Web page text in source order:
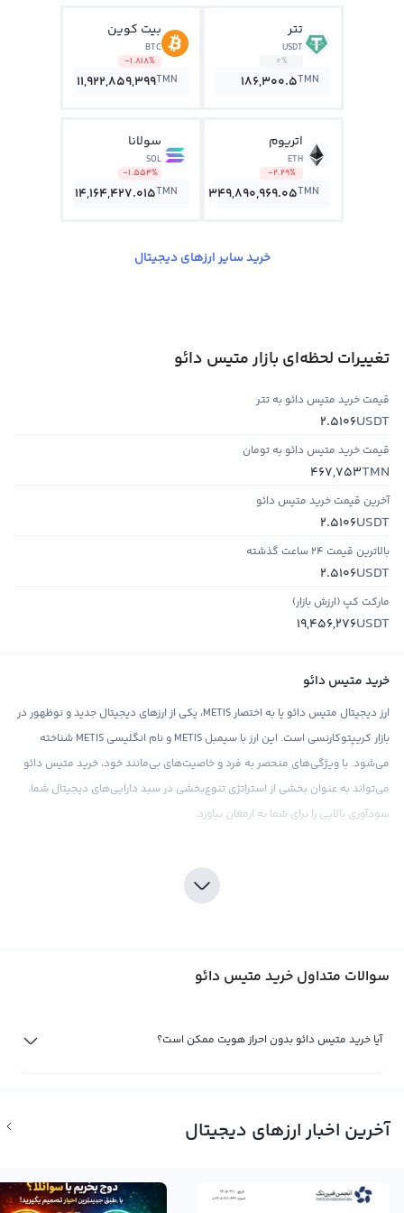
تتر
USDT
0%
186,300.5TMN
بیت کوین
BTC
-1.818%
11,922,859,399TMN
اتریوم
ETH
-2.29%
349,890,969.05TMN
سولانا
SOL
-1.554%
14,164,427.015TMN
خرید سایر ارزهای دیجیتال
تغییرات لحظه‌ای بازار متیس دائو
قیمت خرید متیس دائو به تتر
USDT
2.5106
قیمت خرید متیس دائو به تومان
TMN
467,753
آخرین قیمت خرید متیس دائو
USDT
2.5106
بالاترین قیمت ۲۴ ساعت گذشته
USDT
2.5106
مارکت کپ (ارزش بازار)
USDT
19,456,276
خرید متیس دائو
ارز دیجیتال متیس دائو یا به اختصار METIS، یکی از ارزهای دیجیتال جدید و نوظهور در
بازار کریپتوکارنسی است. این ارز با سیمبل METIS و نام انگلیسی METIS شناخته
می‌شود. با ویژگی‌های منحصر به فرد و خاصیت‌های بی‌مانند خود، خرید متیس دائو
می‌تواند به عنوان بخشی از استراتژی تنوع‌بخشی در سبد دارایی‌های دیجیتال شما،
سودآوری بالایی را برای شما به ارمغان بیاورد.
شبکه‌های اجتماعی و تحلیل اطلاعات پایه‌ریزی شده است. این ویژگی‌های بی‌مانند، ارز
را قابل‌قبول برای محاسبات در بستر شبکه‌های اجتماعی می‌کند و به افراد
کریپتوکارنسی به ارمغان آورده‌است.
رابکس استفاده کنید. در این صرافی، می‌توانید با اطمینان کامل، متیس دائو را
فرصت را برای شما فراهم می‌کند تا با سرمایه‌گذاری در زمینه‌اش، درآمد زیادی در
سوالات متداول خرید متیس دائو
آیا خرید متیس دائو بدون احراز هویت ممکن است؟
آخرین اخبار ارزهای دیجیتال